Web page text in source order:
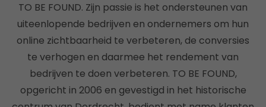
TO BE FOUND. Zijn passie is het ondersteunen van
uiteenlopende bedrijven en ondernemers om hun
online zichtbaarheid te verbeteren, de conversies
te verhogen en daarmee het rendement van
bedrijven te doen verbeteren. TO BE FOUND,
opgericht in 2006 en gevestigd in het historische